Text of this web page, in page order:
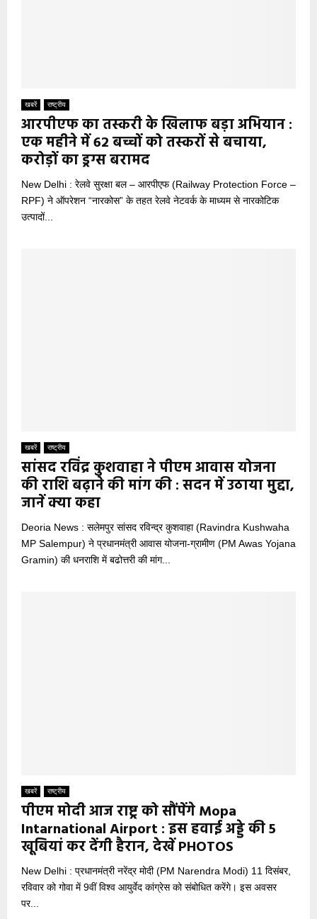
खबरें राष्ट्रीय
आरपीएफ का तस्करी के खिलाफ बड़ा अभियान :
एक महीने में 62 बच्चों को तस्करों से बचाया,
करोड़ों का ड्रग्स बरामद
New Delhi : रेलवे सुरक्षा बल – आरपीएफ (Railway Protection Force –
RPF) ने ऑपरेशन “नारकोस” के तहत रेलवे नेटवर्क के माध्यम से नारकोटिक
उत्पादों...
खबरें राष्ट्रीय
सांसद रविंद्र कुशवाहा ने पीएम आवास योजना
की राशि बढ़ाने की मांग की : सदन में उठाया मुद्दा,
जानें क्या कहा
Deoria News : सलेमपुर सांसद रविन्द्र कुशवाहा (Ravindra Kushwaha
MP Salempur) ने प्रधानमंत्री आवास योजना-ग्रामीण (PM Awas Yojana
Gramin) की धनराशि में बढोत्तरी की मांग...
खबरें राष्ट्रीय
पीएम मोदी आज राष्ट्र को सौंपेंगे Mopa
Intarnational Airport : इस हवाई अड्डे की 5
खूबियां कर देंगी हैरान, देखें PHOTOS
New Delhi : प्रधानमंत्री नरेंद्र मोदी (PM Narendra Modi) 11 दिसंबर,
रविवार को गोवा में 9वीं विश्व आयुर्वेद कांग्रेस को संबोधित करेंगे। इस अवसर
पर...